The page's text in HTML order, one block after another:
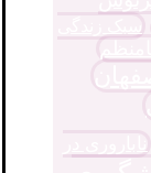
سبک زندگی
ناباروری در